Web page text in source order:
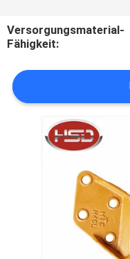
UNS
VERBINDUNG
FORDERN
Versorgungsmaterial-
Fähigkeit: